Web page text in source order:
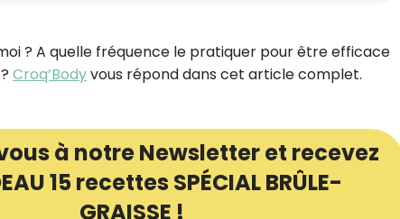
? A quelle fréquence le pratiquer pour être efficace
Croq’Bodyvous répond dans cet article complet.
à notre Newsletter et recevez
15 recettes SPÉCIAL BRÛLE-
GRAISSE !